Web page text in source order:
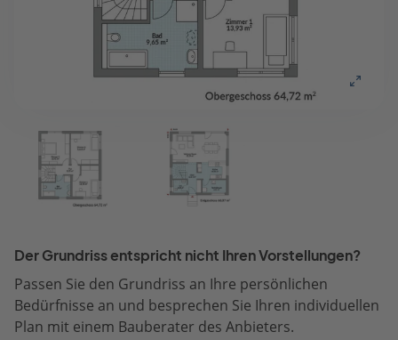
Der Grundriss entspricht nicht Ihren Vorstellungen?
Passen Sie den Grundriss an Ihre persönlichen
Bedürfnisse an und besprechen Sie Ihren individuellen
Plan mit einem Bauberater des Anbieters.